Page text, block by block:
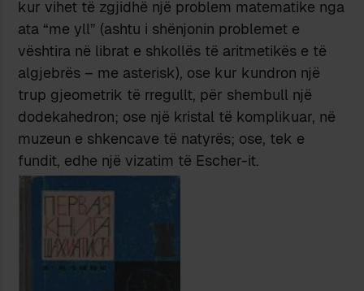
kur vihet të zgjidhë një problem matematike nga
ata “me yll” (ashtu i shënjonin problemet e
vështira në librat e shkollës të aritmetikës e të
algjebrës – me asterisk), ose kur kundron një
trup gjeometrik të rregullt, për shembull një
dodekahedron; ose një kristal të komplikuar, në
muzeun e shkencave të natyrës; ose, tek e
fundit, edhe një vizatim të Escher-it.